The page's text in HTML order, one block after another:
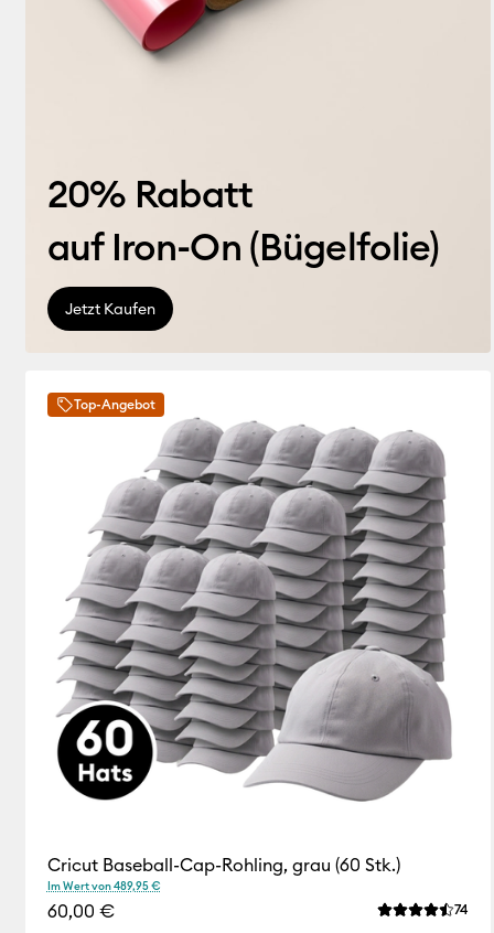
20% Rabatt
auf Iron-On (Bügelfolie)
Jetzt Kaufen
Top-Angebot
Cricut Baseball-Cap-Rohling, grau (60 Stk.)
Im Wert von 489,95 €
60,00 € Die 74